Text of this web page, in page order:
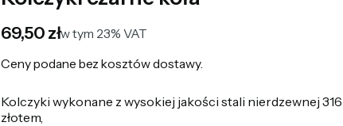
Cena
69,50 złw tym 23% VAT
w tym 23% VAT
Ceny podane bez kosztów dostawy.
Kolczyki wykonane z wysokiej jakości stali nierdzewnej
złotem,